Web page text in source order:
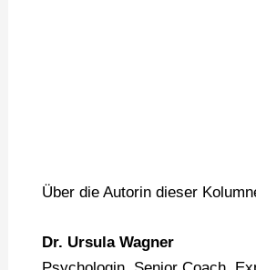
Über die Autorin dieser
Dr. Ursula Wagner